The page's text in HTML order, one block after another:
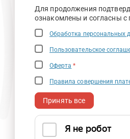
Для продолжения
ознакомлены и согласны с
Обработка персональных
Пользовательское
Оферта *
Правила совершения
Принять все